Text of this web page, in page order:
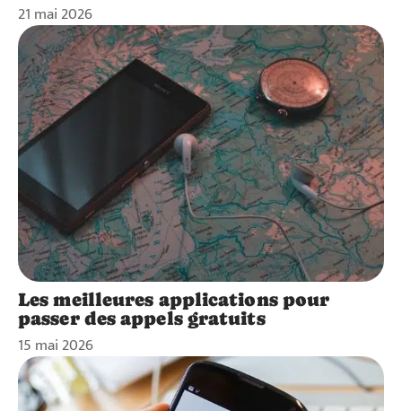
21 mai 2026
Les meilleures applications pour
passer des appels gratuits
15 mai 2026